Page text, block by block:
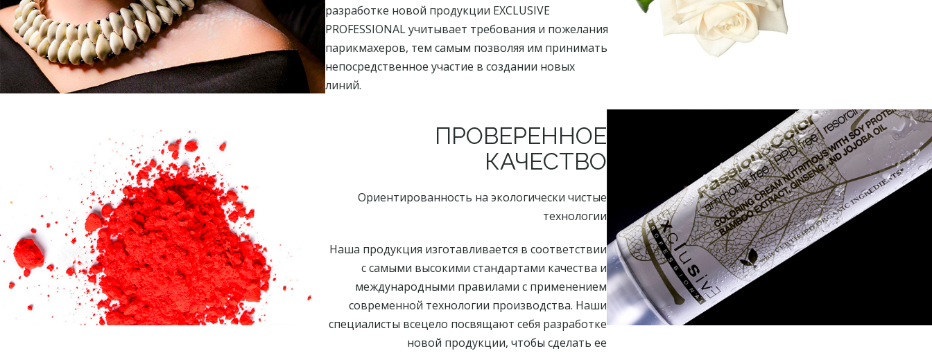
разработке новой продукции EXCLUSIVE
PROFESSIONAL учитывает требования и пожелания
парикмахеров, тем самым позволяя им принимать
непосредственное участие в создании новых
линий.
ПРОВЕРЕННОЕ
КАЧЕСТВО
Ориентированность на экологически чистые
технологии
Наша продукция изготавливается в соответствии
с самыми высокими стандартами качества и
международными правилами с применением
современной технологии производства. Наши
специалисты всецело посвящают себя разработке
новой продукции, чтобы сделать ее